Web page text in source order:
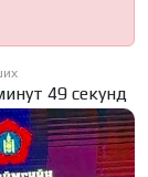
49 секунд